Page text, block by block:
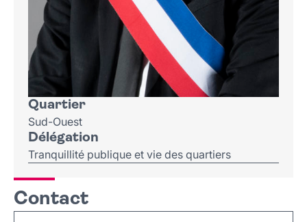
Quartier
Sud-Ouest
Délégation
Tranquillité publique et vie des quartiers
Contact